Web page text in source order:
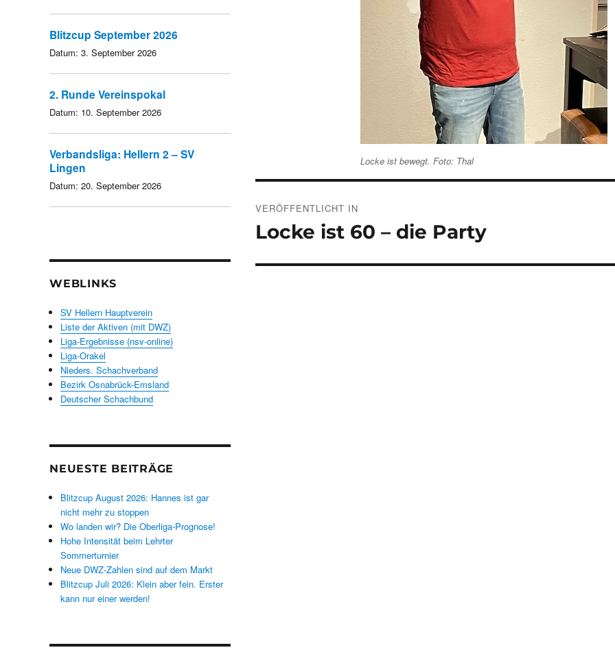
Locke ist bewegt. Foto: Thal
VERÖFFENTLICHT IN
Locke ist 60 – die Party
Blitzcup September 2026
Datum: 3. September 2026
2. Runde Vereinspokal
Datum: 10. September 2026
Verbandsliga: Hellern 2 – SV
Lingen
Datum: 20. September 2026
WEBLINKS
SV Hellern Hauptverein
Liste der Aktiven (mit DWZ)
Liga-Ergebnisse (nsv-online)
Liga-Orakel
Nieders. Schachverband
Bezirk Osnabrück-Emsland
Deutscher Schachbund
NEUESTE BEITRÄGE
Blitzcup August 2026: Hannes ist gar
nicht mehr zu stoppen
Wo landen wir? Die Oberliga-Prognose!
Hohe Intensität beim Lehrter
Sommerturnier
Neue DWZ-Zahlen sind auf dem Markt
Blitzcup Juli 2026: Klein aber fein. Erster
kann nur einer werden!